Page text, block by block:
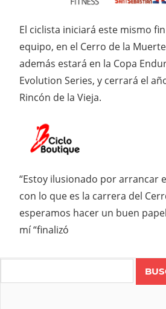
El ciclista iniciará este mismo
equipo, en el Cerro de la
además estará en la Copa
Evolution Series, y cerrará el
Rincón de la Vieja.
“Estoy ilusionado por arrancar
con lo que es la carrera del
esperamos hacer un buen
mí “finalizó